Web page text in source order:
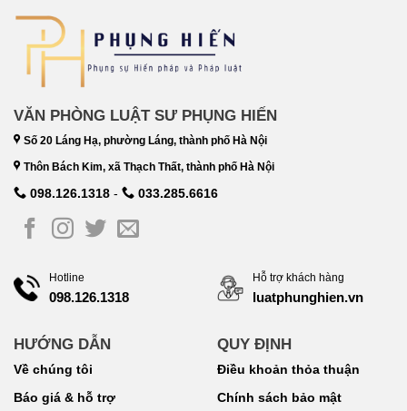
VĂN PHÒNG LUẬT SƯ PHỤNG HIẾN
Số 20 Láng Hạ, phường Láng, thành phố Hà Nội
Thôn Bách Kim, xã Thạch Thất, thành phố Hà Nội
098.126.1318 - 033.285.6616
Hotline
098.126.1318
HƯỚNG DẪN
Về chúng tôi
Báo giá & hỗ trợ
Hỗ trợ khách hàng
luatphunghien.vn
QUY ĐỊNH
Điều khoản thỏa thuận
Chính sách bảo mật